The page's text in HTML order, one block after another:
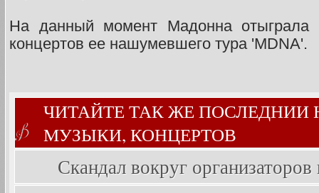
На данный момент Мадонна отыграла
концертов ее нашумевшего тура 'MDNA'.
ЧИТАЙТЕ ТАК ЖЕ ПОСЛЕДНИИ
МУЗЫКИ, КОНЦЕРТОВ
Скандал вокруг